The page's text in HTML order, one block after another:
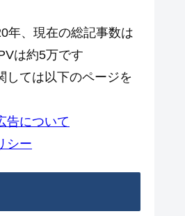
年、現在の総記事数は
は約5万です
しては以下のページを
告について
シー